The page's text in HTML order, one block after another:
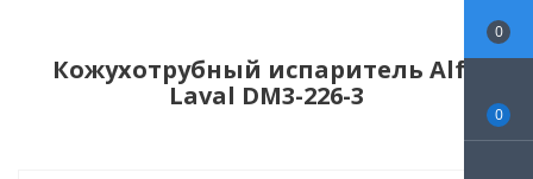
Кожухотрубный испаритель Alfa
Laval DM3-226-3
0
0